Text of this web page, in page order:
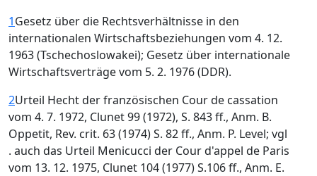
1Gesetz über die Rechtsverhältnisse in den
internationalen Wirtschaftsbeziehungen vom 4. 12.
1963 (Tschechoslowakei); Gesetz über internationale
Wirtschaftsverträge vom 5. 2. 1976 (DDR).
2Urteil Hecht der französischen Cour de cassation
vom 4. 7. 1972, Clunet 99 (1972), S. 843 ff., Anm. B.
Oppetit, Rev. crit. 63 (1974) S. 82 ff., Anm. P. Level; vgl
. auch das Urteil Menicucci der Cour d'appel de Paris
vom 13. 12. 1975, Clunet 104 (1977) S.106 ff., Anm. E.